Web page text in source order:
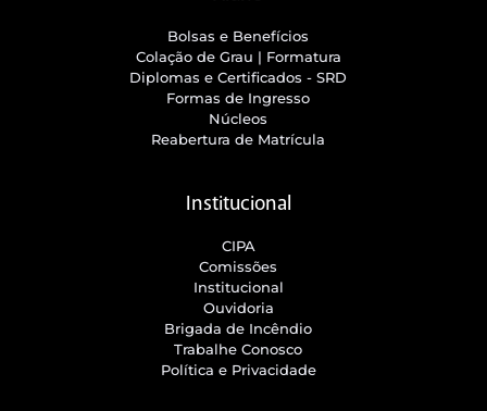
Bolsas e Benefícios
Colação de Grau | Formatura
Diplomas e Certificados - SRD
Formas de Ingresso
Núcleos
Reabertura de Matrícula
Institucional
CIPA
Comissões
Institucional
Ouvidoria
Brigada de Incêndio
Trabalhe Conosco
Política e Privacidade